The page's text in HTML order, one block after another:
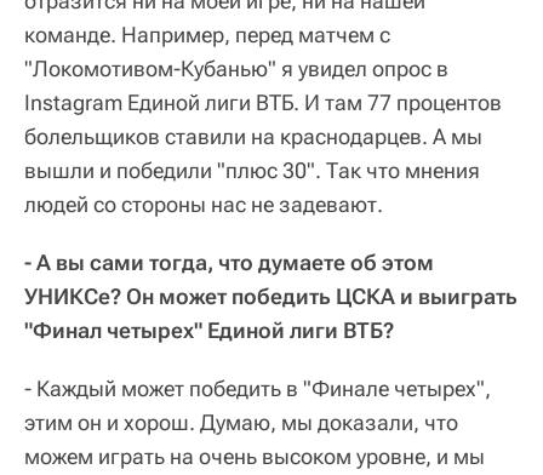
команде. Например, перед матчем с
"Локомотивом-Кубанью" я увидел опрос в
Instagram Единой лиги ВТБ. И там 77 процентов
болельщиков ставили на краснодарцев. А мы
вышли и победили "плюс 30". Так что мнения
людей со стороны нас не задевают.
- А вы сами тогда, что думаете об этом
УНИКСе? Он может победить ЦСКА и выиграть
"Финал четырех" Единой лиги ВТБ?
- Каждый может победить в "Финале четырех",
этим он и хорош. Думаю, мы доказали, что
можем играть на очень высоком уровне, и мы